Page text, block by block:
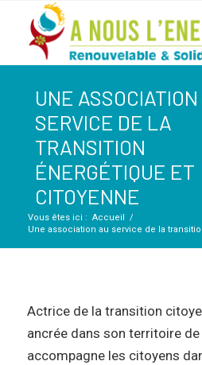
UNE ASSOCIATION
SERVICE DE LA
TRANSITION
ÉNERGÉTIQUE ET
CITOYENNE
Vous êtes ici : Accueil /
Une association au service de la
Actrice de la transition
ancrée dans son territoire de
accompagne les citoyens